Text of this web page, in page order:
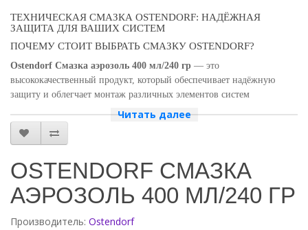
ТЕХНИЧЕСКАЯ СМАЗКА OSTENDORF: НАДЁЖНАЯ
ЗАЩИТА ДЛЯ ВАШИХ СИСТЕМ
ПОЧЕМУ СТОИТ ВЫБРАТЬ СМАЗКУ OSTENDORF?
Ostendorf Смазка аэрозоль 400 мл/240 гр — это
высококачественный продукт, который обеспечивает надёжную
защиту и облегчает монтаж различных элементов систем
отопления, канализации и водоснабжения. Благодаря своей
формуле, смазка Ostendorf обеспечивает идеальное скольжение и
предотвращает износ деталей.
OSTENDORF:
Универсальность:подходит для различных типов труб и
фитингов.
Простота применения:
Читать далее
OSTENDORF СМАЗКА
АЭРОЗОЛЬ 400 МЛ/240 ГР
Производитель: Ostendorf